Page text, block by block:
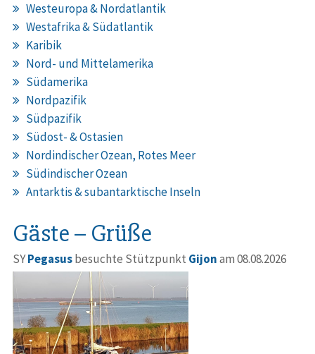
Westeuropa & Nordatlantik
Westafrika & Südatlantik
Karibik
Nord- und Mittelamerika
Südamerika
Nordpazifik
Südpazifik
Südost- & Ostasien
Nordindischer Ozean, Rotes Meer
Südindischer Ozean
Antarktis & subantarktische Inseln
Gäste – Grüße
SYPegasusbesuchte Stützpunkt Gijonam 08.08.2026